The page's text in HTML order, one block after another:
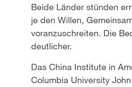
Beide Länder stünden
je den Willen,
voranzuschreiten. Die
deutlicher.
Das China Institute in
Columbia University